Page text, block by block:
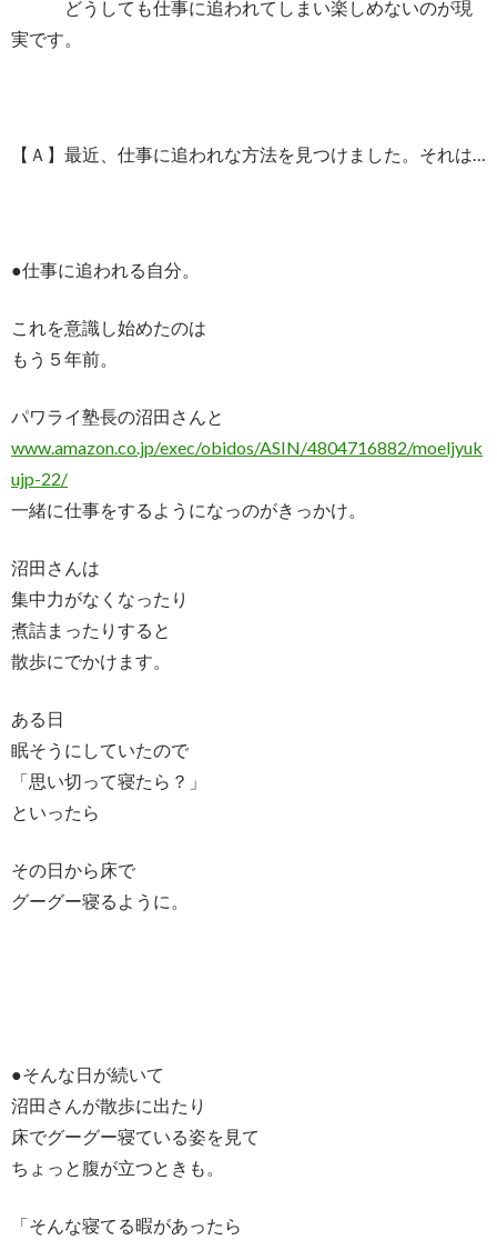
どうしても仕事に追われてしまい楽しめないのが現
実です。
【Ａ】最近、仕事に追われな方法を見つけました。それは…
●仕事に追われる自分。
これを意識し始めたのは
もう５年前。
パワライ塾長の沼田さんと
www.amazon.co.jp/exec/obidos/ASIN/4804716882/moeljyuk
ujp-22/
一緒に仕事をするようになっのがきっかけ。
沼田さんは
集中力がなくなったり
煮詰まったりすると
散歩にでかけます。
ある日
眠そうにしていたので
「思い切って寝たら？」
といったら
その日から床で
グーグー寝るように。
●そんな日が続いて
沼田さんが散歩に出たり
床でグーグー寝ている姿を見て
ちょっと腹が立つときも。
「そんな寝てる暇があったら